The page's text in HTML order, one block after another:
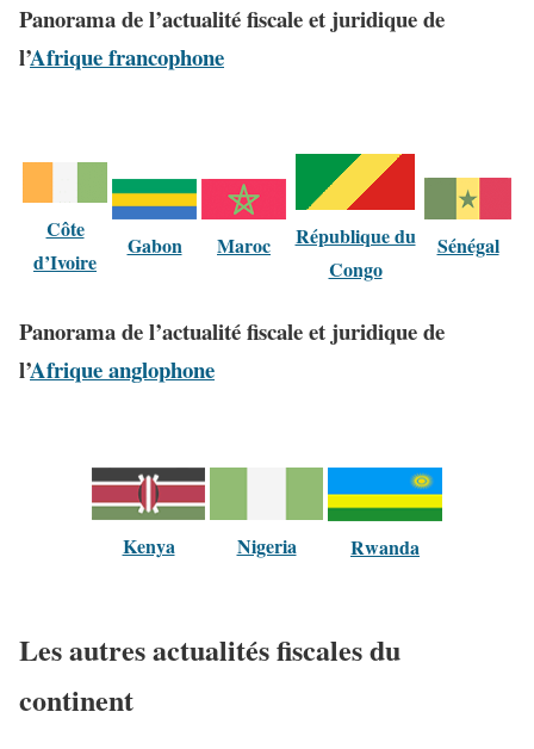
Panorama de l’actualité fiscale et juridique de
l’Afrique francophone
Côte
d’Ivoire
Gabon Maroc
République du
Congo
Sénégal
Panorama de l’actualité fiscale et juridique de
l’Afrique anglophone
Kenya Nigeria Rwanda
Les autres actualités fiscales du
continent